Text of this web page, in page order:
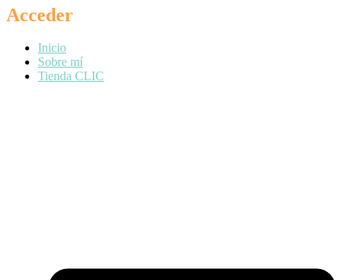
Acceder
Inicio
Sobre mí
Tienda CLIC